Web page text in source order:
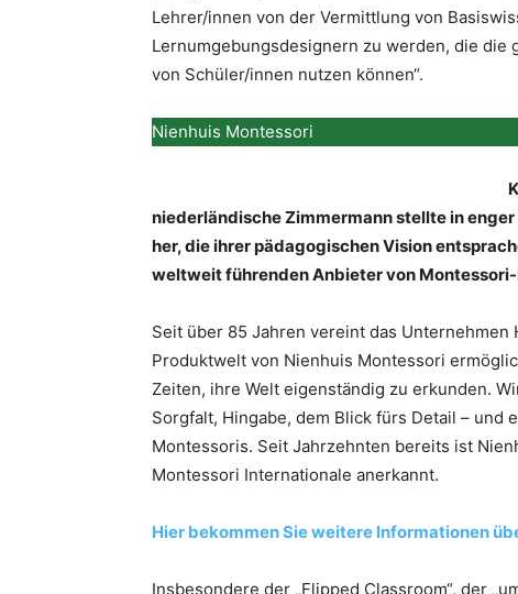
Lehrer/innen von der Vermittlung von
Lernumgebungsdesignern zu werden, die
von Schüler/innen nutzen können“.
Nienhuis Montessori
niederländische Zimmermann stellte in
her, die ihrer pädagogischen Vision
weltweit führenden Anbieter von
Seit über 85 Jahren vereint das
Produktwelt von Nienhuis Montessori
Zeiten, ihre Welt eigenständig zu erkunden.
Sorgfalt, Hingabe, dem Blick fürs Detail – und
Montessoris. Seit Jahrzehnten bereits ist
Montessori Internationale anerkannt.
Hier bekommen Sie weitere Informationen
Insbesondere der „Flipped Classroom“, der